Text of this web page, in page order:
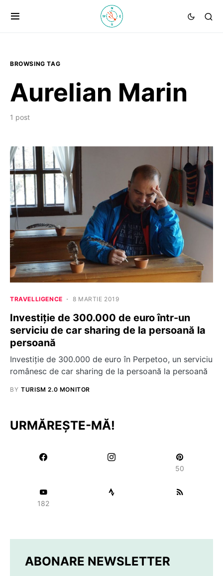
BROWSING TAG
Aurelian Marin
1 post
TRAVELLIGENCE 8 MARTIE 2019
Investiție de 300.000 de euro într-un
serviciu de car sharing de la persoană la
persoană
Investiție de 300.000 de euro în Perpetoo, un serviciu
românesc de car sharing de la persoană la persoană
BY TURISM 2.0 MONITOR
URMĂREȘTE-MĂ!
50
182
ABONARE NEWSLETTER